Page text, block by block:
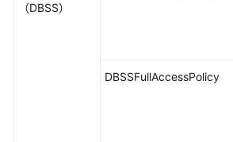
（DBSS）
DBSSFullAccessPolicy